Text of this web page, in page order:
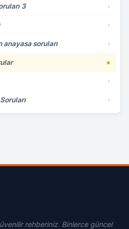
3 ›
›
anayasa soruları ›
●
›
›
rehberiniz. Binlerce güncel